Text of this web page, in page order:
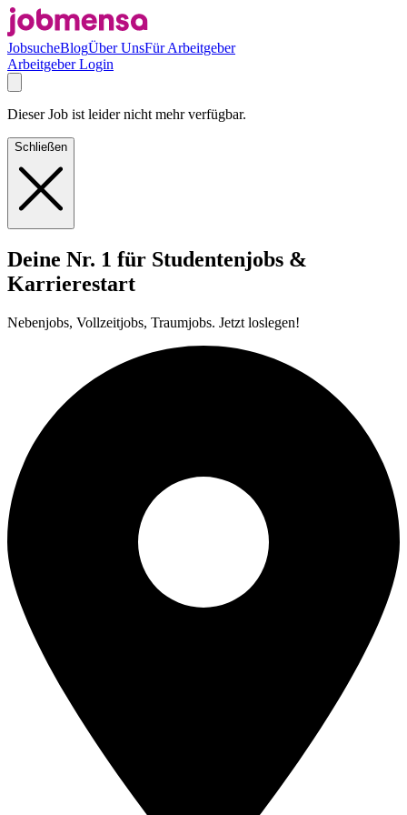
JobsucheBlogÜber UnsFür Arbeitgeber
Arbeitgeber Login
Dieser Job ist leider nicht mehr verfügbar.
Schließen
Deine Nr. 1 für Studentenjobs &
Karrierestart
Nebenjobs, Vollzeitjobs, Traumjobs. Jetzt loslegen!